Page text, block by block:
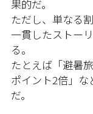
果的だ。
ただし、単なる
一貫したストー
る。
たとえば「避暑
ポイント2倍」
だ。